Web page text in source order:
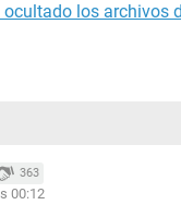
los archivos
363
00:12